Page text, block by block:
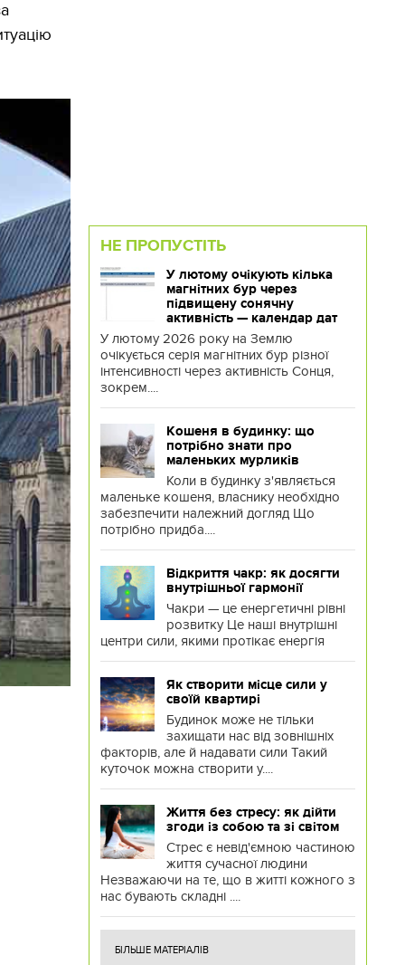
НЕ ПРОПУСТІТЬ
У лютому очікують кілька
магнітних бур через
підвищену сонячну
активність — календар дат
У лютому 2026 року на Землю
очікується серія магнітних бур різної
інтенсивності через активність Сонця,
зокрем....
Кошеня в будинку: що
потрібно знати про
маленьких мурликів
Коли в будинку з'являється
маленьке кошеня, власнику необхідно
забезпечити належний догляд Що
потрібно придба....
Відкриття чакр: як досягти
внутрішньої гармонії
Чакри — це енергетичні рівні
розвитку Це наші внутрішні
центри сили, якими протікає енергія
Як створити місце сили у
своїй квартирі
Будинок може не тільки
захищати нас від зовнішніх
факторів, але й надавати сили Такий
куточок можна створити у....
Життя без стресу: як дійти
згоди із собою та зі світом
Стрес є невід'ємною частиною
життя сучасної людини
Незважаючи на те, що в житті кожного з
нас бувають складні ....
БІЛЬШЕ МАТЕРІАЛІВ